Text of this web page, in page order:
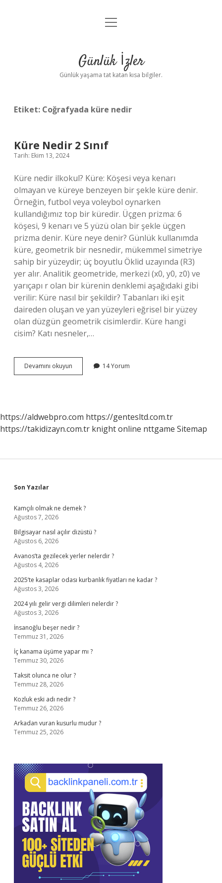
Anasayfa
Yasal Uyarı
menüyü
Günlük İzler
Günlük yaşama tat katan kısa bilgiler.
Etiket: Coğrafyada küre nedir
Küre Nedir 2 Sınıf
Tarih: Ekim 13, 2024
Küre nedir ilkokul? Küre: Köşesi veya kenarı
olmayan ve küreye benzeyen bir şekle küre denir.
Örneğin, futbol veya voleybol oynarken
kullandığımız top bir küredir. Üçgen prizma: 6
köşesi, 9 kenarı ve 5 yüzü olan bir şekle üçgen
prizma denir. Küre neye denir? Günlük kullanımda
küre, geometrik bir nesnedir, mükemmel simetriye
sahip bir yüzeydir; üç boyutlu Öklid uzayında (R3)
yer alır. Analitik geometride, merkezi (x0, y0, z0) ve
yarıçapı r olan bir kürenin denklemi aşağıdaki gibi
verilir: Küre nasıl bir şekildir? Tabanları iki eşit
daireden oluşan ve yan yüzeyleri eğrisel bir yüzey
olan düzgün geometrik cisimlerdir. Küre hangi
cisim? Katı nesneler,…
Devamını okuyun
Nedir
14 Yorum
https://aldwebpro.com https://gentesltd.com.tr
https://takidizayn.com.tr knight online nttgame Sitemap
Sidebar
Son Yazılar
Kamçılı olmak ne demek ?
Ağustos 7, 2026
Bilgisayar nasıl açılır dizüstü ?
Ağustos 6, 2026
Avanos’ta gezilecek yerler nelerdir ?
Ağustos 4, 2026
2025’te kasaplar odası kurbanlık fiyatları ne kadar ?
Ağustos 3, 2026
2024 yılı gelir vergi dilimleri nelerdir ?
Ağustos 3, 2026
İnsanoğlu beşer nedir ?
Temmuz 31, 2026
İç kanama üşüme yapar mı ?
Temmuz 30, 2026
Taksit olunca ne olur ?
Temmuz 28, 2026
Kozluk eski adı nedir ?
Temmuz 26, 2026
Arkadan vuran kusurlu mudur ?
Temmuz 25, 2026